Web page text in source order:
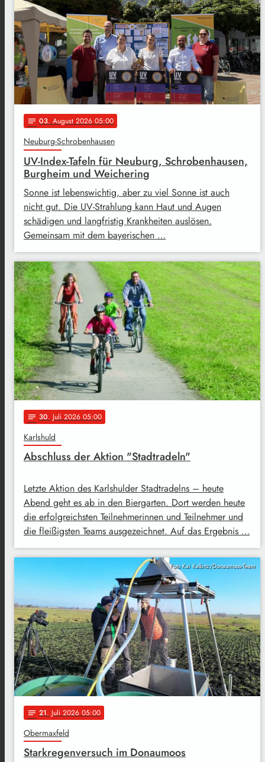
notes 03. August 2026 05:00
Neuburg-Schrobenhausen
UV-Index-Tafeln für Neuburg, Schrobenhausen,
Burgheim und Weichering
Sonne ist lebenswichtig, aber zu viel Sonne ist auch
nicht gut. Die UV-Strahlung kann Haut und Augen
schädigen und langfristig Krankheiten auslösen.
Gemeinsam mit dem bayerischen …
notes 30. Juli 2026 05:00
Karlshuld
Abschluss der Aktion "Stadtradeln"
Letzte Aktion des Karlshulder Stadtradelns – heute
Abend geht es ab in den Biergarten. Dort werden heute
die erfolgreichsten Teilnehmerinnen und Teilnehmer und
die fleißigsten Teams ausgezeichnet. Auf das Ergebnis …
Foto Kai Kalbitz/Donaumoos-Team
notes 21. Juli 2026 05:00
Obermaxfeld
Starkregenversuch im Donaumoos